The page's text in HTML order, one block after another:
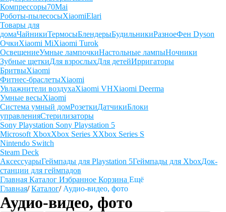
Компрессоры70Mai
Роботы-пылесосыXiaomiElari
Товары для
домаЧайникиТермосыБлендерыБудильникиРазноеФен Dyson
ОчкиXiaomi MiXiaomi Turok
ОсвещениеУмные лампочкиНастольные лампыНочники
Зубные щеткиДля взрослыхДля детейИрригаторы
БритвыXiaomi
Фитнес-браслетыXiaomi
Увлажнители воздухаXiaomi VHXiaomi Deerma
Умные весыXiaomi
Система умный домРозеткиДатчикиБлоки
управленияСтерилизаторы
Sony Playstation Sony Playstation 5
Microsoft XboxXbox Series XXbox Series S
Nintendo Switch
Steam Deck
АксессуарыГеймпады для Playstation 5Геймпады для XboxДок-
станции для геймпадов
Главная Каталог Избранное Корзина Ещё
Главная/ Каталог/ Аудио-видео, фото
Аудио-видео, фото